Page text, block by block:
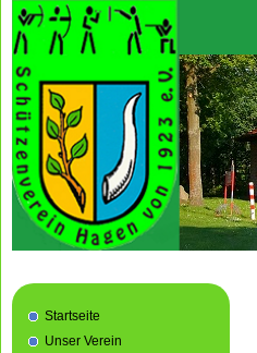
Startseite
Unser Verein